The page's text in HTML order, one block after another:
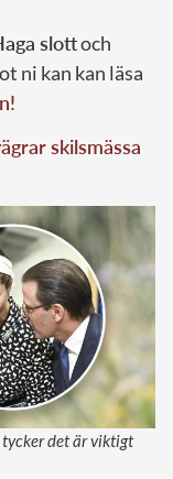
slottoch
ni kan kan läsa
skilsmässa
det är viktigt